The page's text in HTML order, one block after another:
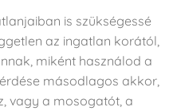
is szükségessé
az ingatlan korától,
miként használod a
másodlagos akkor,
vagy a mosogatót, a